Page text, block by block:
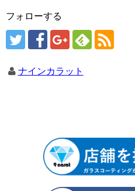
フォローする
ナインカラット